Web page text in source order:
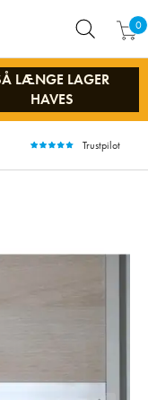
0
LÆNGE LAGER
HAVES
Trustpilot